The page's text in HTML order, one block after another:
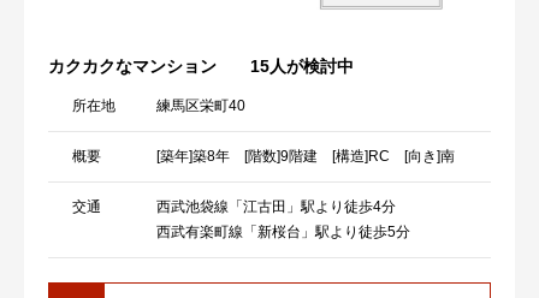
カクカクなマンション 15人が検討中
所在地 練馬区栄町40
概要 [築年]築8年 [階数]9階建 [構造]RC [向き]南
交通
西武池袋線「江古田」駅より徒歩4分
西武有楽町線「新桜台」駅より徒歩5分